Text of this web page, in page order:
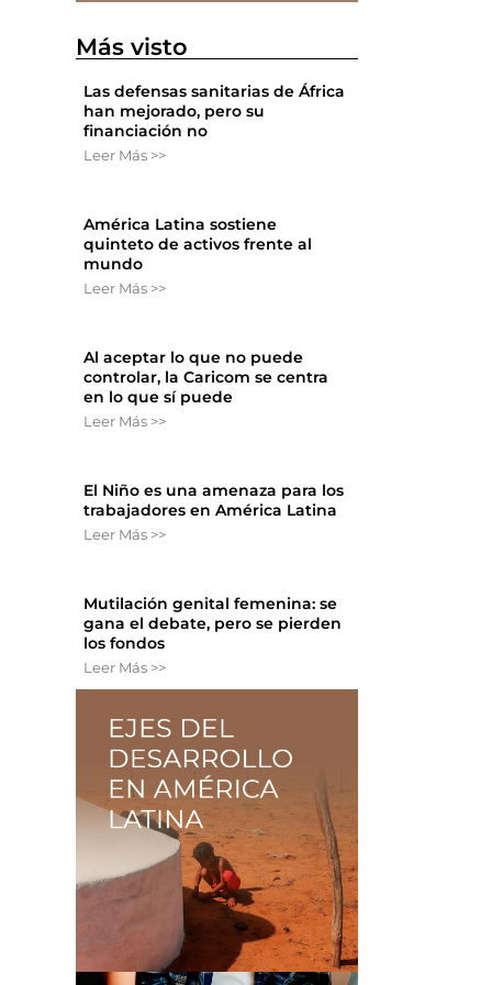
Más visto
Las defensas sanitarias de África
han mejorado, pero su
financiación no
Leer Más >>
América Latina sostiene
quinteto de activos frente al
mundo
Leer Más >>
Al aceptar lo que no puede
controlar, la Caricom se centra
en lo que sí puede
Leer Más >>
El Niño es una amenaza para los
trabajadores en América Latina
Leer Más >>
Mutilación genital femenina: se
gana el debate, pero se pierden
los fondos
Leer Más >>